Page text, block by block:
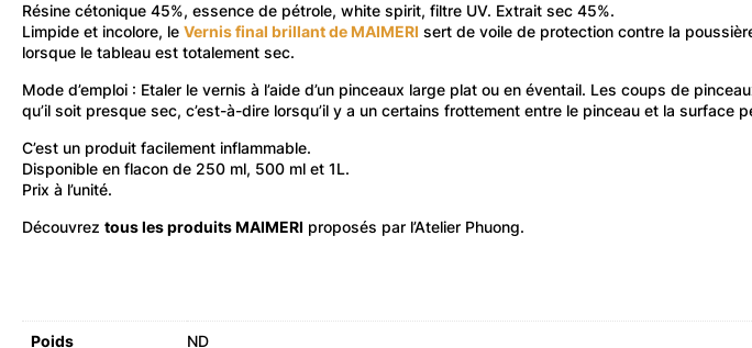
Résine cétonique 45%, essence de pétrole, white spirit, filtre UV. Extrait sec 45%.
Limpide et incolore, le Vernis final brillant de MAIMERI sert de voile de protection contre la
lorsque le tableau est totalement sec.
Mode d’emploi : Etaler le vernis à l’aide d’un pinceaux large plat ou en éventail. Les coups de
qu’il soit presque sec, c’est-à-dire lorsqu’il y a un certains frottement entre le pinceau et la surface
C’est un produit facilement inflammable.
Disponible en flacon de 250 ml, 500 ml et 1L.
Prix à l’unité.
Découvrez tous les produits MAIMERI proposés par l’Atelier Phuong.
Poids ND